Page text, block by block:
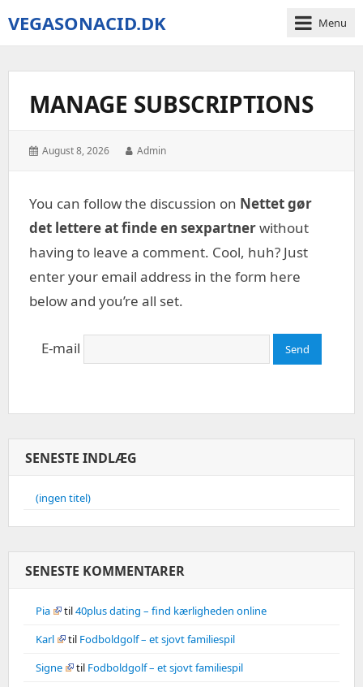
VEGASONACID.DK
Vegas
On
Menu
MANAGE SUBSCRIPTIONS
Posted
August 8, 2026 Author:
Admin
You can follow the discussion on Nettet gør
det lettere at finde en sexpartnerwithout
having to leave a comment. Cool, huh? Just
enter your email address in the form here
below and you’re all set.
E-mail
SENESTE INDLÆG
(ingen titel)
SENESTE KOMMENTARER
Pia til40plus dating – find kærligheden online
Karl
til Fodboldgolf – et sjovt familiespil
Signe
til Fodboldgolf – et sjovt familiespil